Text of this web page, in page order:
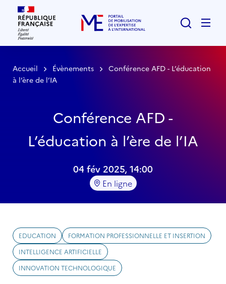
Rechercher
Accueil Évènements
Conférence AFD - L’éducation
à l’ère de l’IA
Conférence AFD -
L’éducation à l’ère de l’IA
04 fév 2025, 14:00
En ligne
EDUCATION
FORMATION PROFESSIONNELLE ET INSERTION
INTELLIGENCE ARTIFICIELLE
INNOVATION TECHNOLOGIQUE